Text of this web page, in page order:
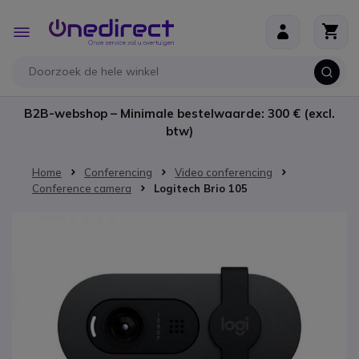
Toggle
Nav
B2B-webshop – Minimale bestelwaarde: 300 € (excl.
btw)
Home Conferencing
Video conferencing
Conference camera
Logitech Brio 105